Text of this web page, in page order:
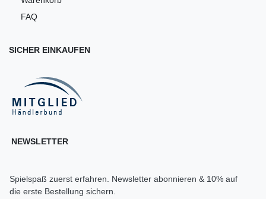
FAQ
SICHER EINKAUFEN
NEWSLETTER
Spielspaß zuerst erfahren. Newsletter abonnieren & 10% auf
die erste Bestellung sichern.